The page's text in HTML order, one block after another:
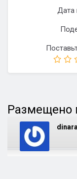
Дата
Размещено